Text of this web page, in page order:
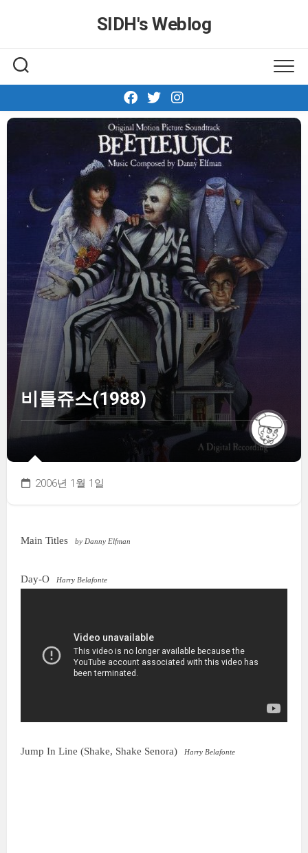
SIDH′s Weblog
비틀쥬스(1988)
2006년 1월 1일
Main Titles by Danny Elfman
Day-O Harry Belafonte
Jump In Line (Shake, Shake Senora) Harry Belafonte